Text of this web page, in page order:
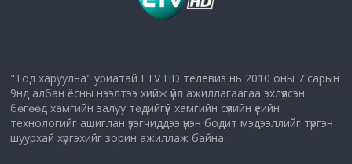
"Тод харуулна" уриатай ETV HD телевиз нь 2010 оны 7 сарын
9нд албан ёсны нээлтээ хийж үйл ажиллагаагаа эхлүүлсэн
бөгөөд хамгийн залуу төдийгүй хамгийн сүүлийн үеийн
технологийг ашиглан үзэгчиддээ үнэн бодит мэдээллийг түргэн
шуурхай хүргэхийг зорин ажиллаж байна.